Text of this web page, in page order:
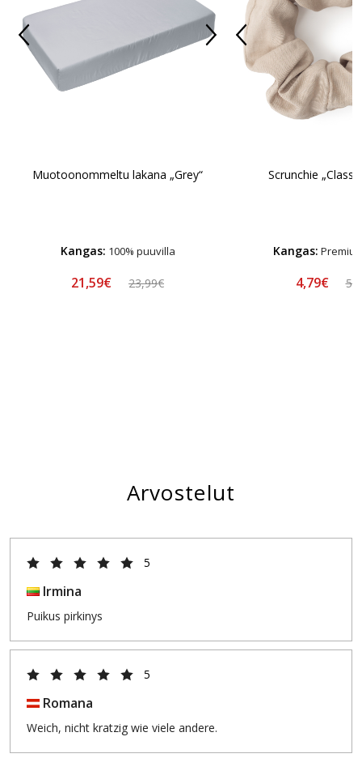
Muotoonommeltu lakana „Grey“
Kangas: 100% puuvilla
21,59€ 23,99€
Scrunchie
Kangas:
4,79€
Arvostelut
5
Irmina
Puikus pirkinys
5
Romana
Weich, nicht kratzig wie viele andere.